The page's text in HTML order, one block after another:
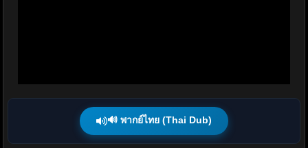
🔊 พากย์ไทย (Thai Dub)